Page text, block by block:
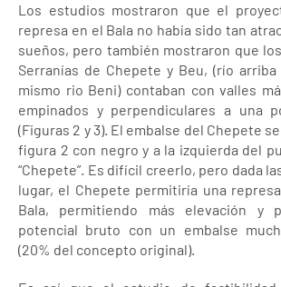
Los estudios mostraron que el
represa en el Bala no había sido tan
sueños, pero también mostraron que
Serranías de Chepete y Beu, (río
mismo rio Beni) contaban con valles
empinados y perpendiculares a una
(Figuras 2 y 3). El embalse del Chepete
figura 2 con negro y a la izquierda del
“Chepete”. Es difícil creerlo, pero dada
lugar, el Chepete permitiría una
Bala, permitiendo más elevación y
potencial bruto con un embalse
(20% del concepto original).